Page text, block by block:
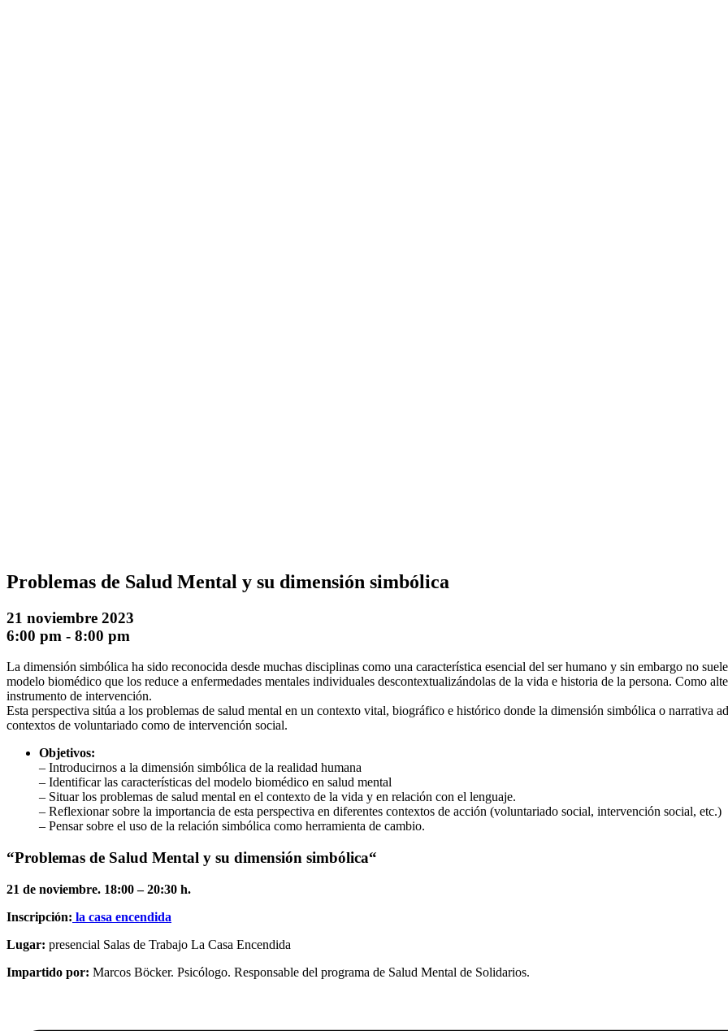
Problemas de Salud Mental y su dimensión simbólica
21 noviembre 2023
6:00 pm - 8:00 pm
La dimensión simbólica ha sido reconocida desde muchas disciplinas como una característica esencial del ser humano y sin embargo no
modelo biomédico que los reduce a enfermedades mentales individuales descontextualizándolas de la vida e historia de la persona.
instrumento de intervención.
Esta perspectiva sitúa a los problemas de salud mental en un contexto vital, biográfico e histórico donde la dimensión simbólica o
contextos de voluntariado como de intervención social.
Objetivos:
– Introducirnos a la dimensión simbólica de la realidad humana
– Identificar las características del modelo biomédico en salud mental
– Situar los problemas de salud mental en el contexto de la vida y en relación con el lenguaje.
– Reflexionar sobre la importancia de esta perspectiva en diferentes contextos de acción (voluntariado social, intervención social, etc.)
– Pensar sobre el uso de la relación simbólica como herramienta de cambio.
“Problemas de Salud Mental y su dimensión simbólica“
21 de noviembre. 18:00 – 20:30 h.
Inscripción: la casa encendida
Lugar: presencial Salas de Trabajo La Casa Encendida
Impartido por: Marcos Böcker. Psicólogo. Responsable del programa de Salud Mental de Solidarios.